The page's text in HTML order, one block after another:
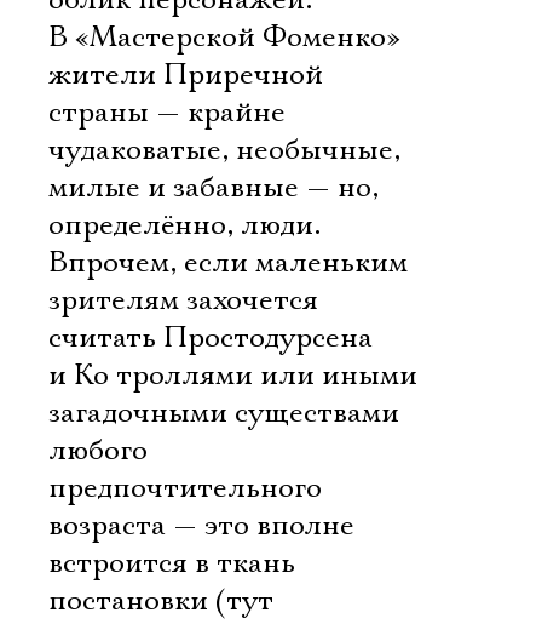
В «Мастерской Фоменко»
жители Приречной
страны — крайне
чудаковатые, необычные,
милые и забавные — но,
определённо, люди.
Впрочем, если маленьким
зрителям захочется
считать Простодурсена
и Ко троллями или иными
загадочными существами
любого
предпочтительного
возраста — это вполне
встроится в ткань
постановки (тут